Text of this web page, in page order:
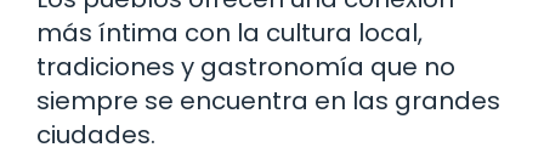
más íntima con la cultura local,
tradiciones y gastronomía que no
siempre se encuentra en las grandes
ciudades.